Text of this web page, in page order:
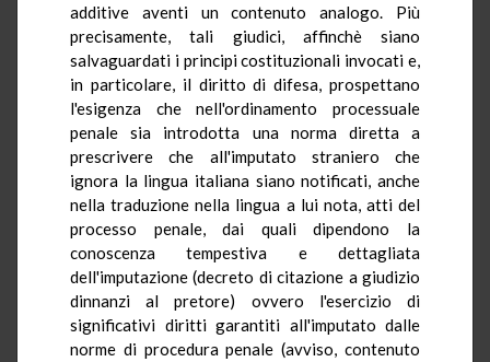
additive aventi un contenuto analogo. Più
precisamente, tali giudici, affinchè siano
salvaguardati i principi costituzionali invocati e,
in particolare, il diritto di difesa, prospettano
l'esigenza che nell'ordinamento processuale
penale sia introdotta una norma diretta a
prescrivere che all'imputato straniero che
ignora la lingua italiana siano notificati, anche
nella traduzione nella lingua a lui nota, atti del
processo penale, dai quali dipendono la
conoscenza tempestiva e dettagliata
dell'imputazione (decreto di citazione a giudizio
dinnanzi al pretore) ovvero l'esercizio di
significativi diritti garantiti all'imputato dalle
norme di procedura penale (avviso, contenuto